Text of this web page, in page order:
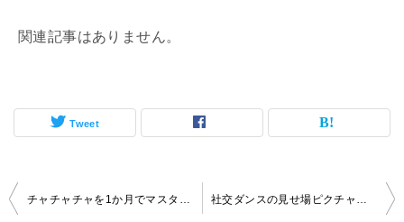
関連記事はありません。
Tweet
投
チャチャチャを1か月でマスターです♪ 社交ダンスの見せ場ピクチャーポーズ